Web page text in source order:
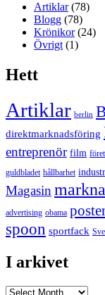
Artiklar(78)
Blogg (78)
Krönikor(24)
Övrigt(1)
Hett
Artiklar berlin
direktmarknadsföring
entreprenör film
guldbladet hållbarhet
Magasin
advertising obama
spoon sportfack
I arkivet